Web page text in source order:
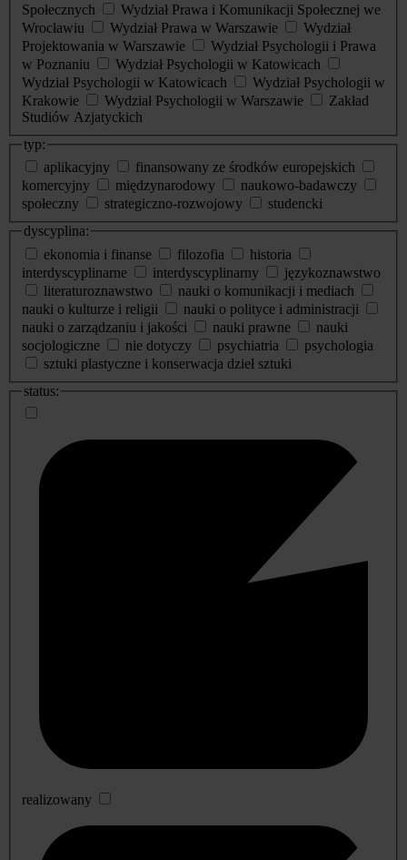
Społecznych
Wydział Prawa i Komunikacji Społecznej we
Wrocławiu
Wydział Prawa w Warszawie
Wydział
Projektowania w Warszawie
Wydział Psychologii i Prawa
w Poznaniu
Wydział Psychologii w Katowicach
Wydział Psychologii w Katowicach
Wydział Psychologii w
Krakowie
Wydział Psychologii w Warszawie
Zakład
Studiów Azjatyckich
typ:
aplikacyjny
finansowany ze środków europejskich
komercyjny
międzynarodowy
naukowo-badawczy
społeczny
strategiczno-rozwojowy
studencki
dyscyplina:
ekonomia i finanse
filozofia
historia
interdyscyplinarne
interdyscyplinarny
językoznawstwo
literaturoznawstwo
nauki o komunikacji i mediach
nauki o kulturze i religii
nauki o polityce i administracji
nauki o zarządzaniu i jakości
nauki prawne
nauki
socjologiczne
nie dotyczy psychiatria
psychologia
sztuki plastyczne i konserwacja dzieł sztuki
status:
realizowany